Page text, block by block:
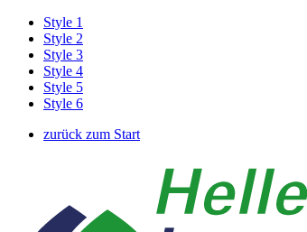
Style 1
Style 2
Style 3
Style 4
Style 5
Style 6
zurück zum Start